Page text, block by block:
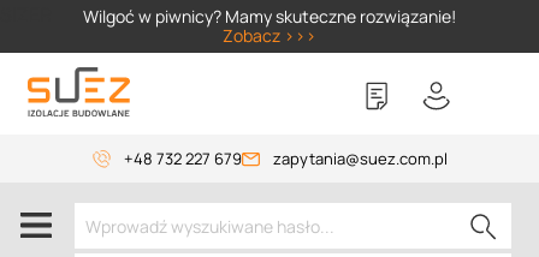
Wilgoć w piwnicy? Mamy skuteczne rozwiązanie!
Zobacz >>>
+48 732 227 679 zapytania@suez.com.pl